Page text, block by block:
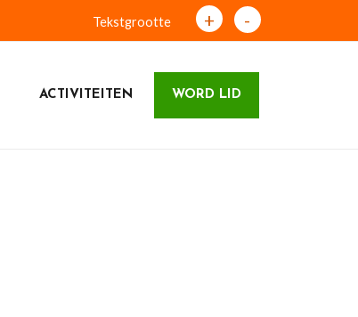
Tekstgrootte + -
ACTIVITEITEN WORD LID